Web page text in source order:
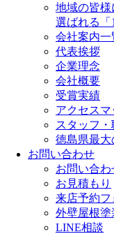
地域の皆様
選ばれる「
会社案内一
代表挨拶
企業理念
会社概要
受賞実績
アクセスマ
スタッフ
徳島県最大
お問い合わせ
お問い合わ
お見積もり
来店予約フ
外壁屋根塗
LINE相談